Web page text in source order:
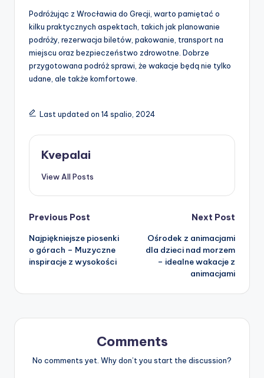
Podróżując z Wrocławia do Grecji, warto pamiętać o
kilku praktycznych aspektach, takich jak planowanie
podróży, rezerwacja biletów, pakowanie, transport na
miejscu oraz bezpieczeństwo zdrowotne. Dobrze
przygotowana podróż sprawi, że wakacje będą nie tylko
udane, ale także komfortowe.
Last updated on 14 spalio, 2024
Kvepalai
View All Posts
Post
navigation
Previous Post
Najpiękniejsze piosenki
o górach – Muzyczne
inspiracje z wysokości
Next Post
Ośrodek z animacjami
dla dzieci nad morzem
– idealne wakacje z
animacjami
Comments
No comments yet. Why don’t you start the discussion?